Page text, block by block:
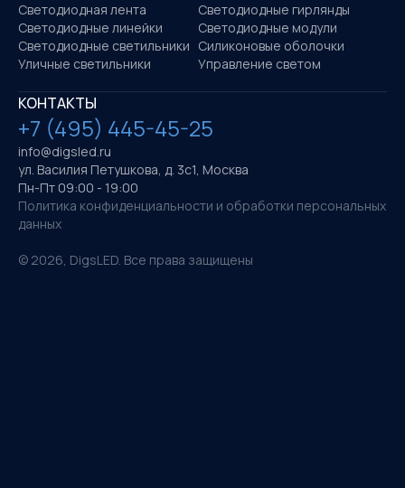
Светодиодная лента
Светодиодные гирлянды
Светодиодные линейки
Светодиодные модули
Светодиодные светильники Силиконовые оболочки
Уличные светильники
Управление светом
КОНТАКТЫ
+7 (495) 445-45-25
info@digsled.ru
ул. Василия Петушкова, д. 3с1, Москва
Пн-Пт 09:00 - 19:00
Политика конфиденциальности и обработки персональных
данных
© 2026, DigsLED. Все права защищены